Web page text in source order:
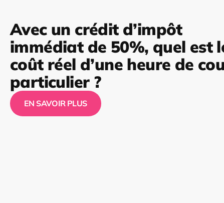
Avec un crédit d’impôt
immédiat de 50%, quel est
coût réel d’une heure de
particulier ?
EN SAVOIR PLUS